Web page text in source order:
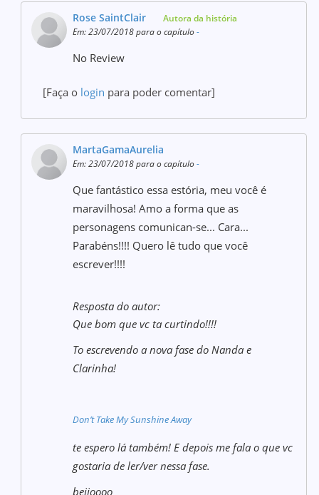
Rose SaintClair
Autora da história
Em: 23/07/2018 para o capítulo-
No Review
[Faça o login para poder comentar]
MartaGamaAurelia
Em: 23/07/2018 para o capítulo-
Que fantástico essa estória, meu você é
maravilhosa! Amo a forma que as
personagens comunican-se... Cara...
Parabéns!!!! Quero lê tudo que você
escrever!!!!
Resposta do autor:
Que bom que vc ta curtindo!!!!
To escrevendo a nova fase do Nanda e
Clarinha!
Don’t Take My Sunshine Away
te espero lá também! E depois me fala o que vc
gostaria de ler/ver nessa fase.
beijoooo